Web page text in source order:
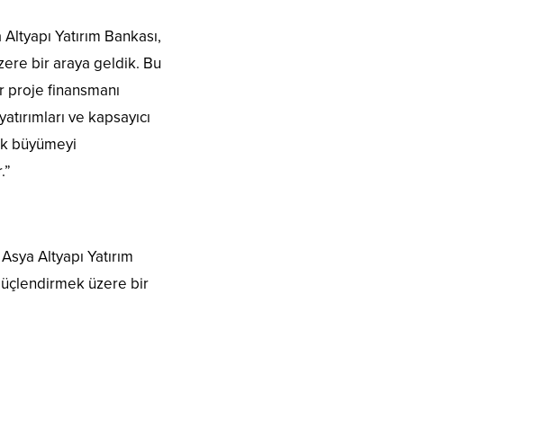
Yatırım Bankası,
bir araya geldik. Bu
proje finansmanı
ve kapsayıcı
büyümeyi
Altyapı Yatırım
üzere bir